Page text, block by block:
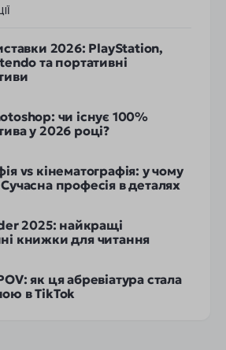
2026: PlayStation,
та портативні
чи існує 100%
у 2026 році?
vs кінематографія: у чому
професія в деталях
2025: найкращі
книжки для читання
як ця абревіатура стала
в TikTok